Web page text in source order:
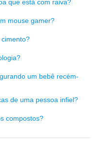
que está com raiva?
mouse gamer?
um bebê recém-
de uma pessoa infiel?
compostos?